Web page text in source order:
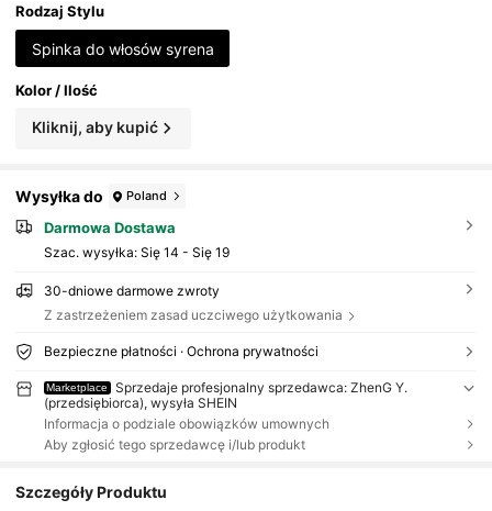
Rodzaj Stylu
Spinka do włosów syrena
Kolor / Ilość
Kliknij, aby kupić
Wysyłka do Poland
Darmowa Dostawa
Szac. wysyłka: Się 14 - Się 19
30-dniowe darmowe zwroty
Z zastrzeżeniem zasad uczciwego użytkowania
Bezpieczne płatności · Ochrona prywatności
Marketplace
Sprzedaje profesjonalny sprzedawca: ZhenG Y.
(przedsiębiorca), wysyła SHEIN
Informacja o podziale obowiązków umownych
Aby zgłosić tego sprzedawcę i/lub produkt
Szczegóły Produktu